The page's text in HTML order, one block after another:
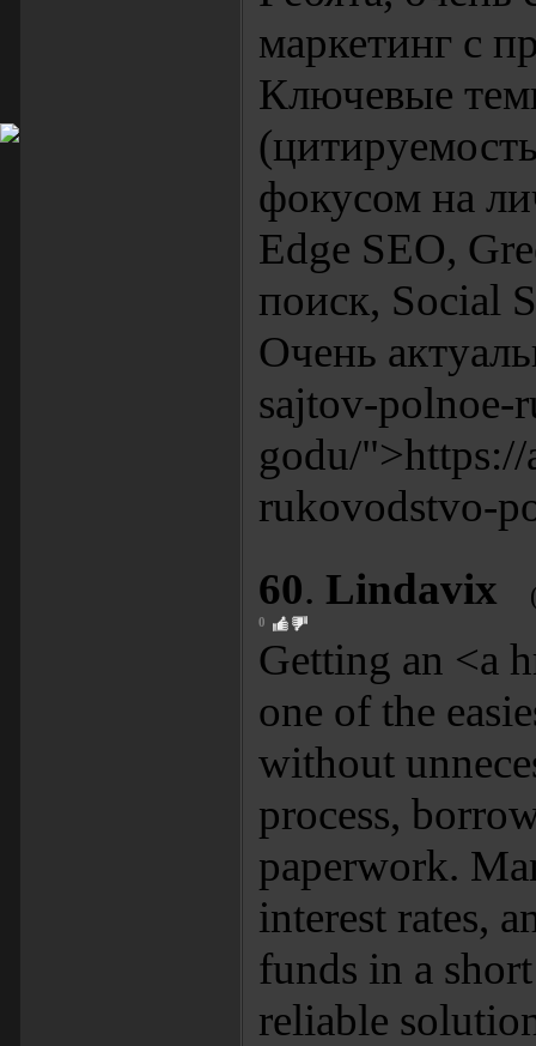
маркетинг с
Ключевые
фокусом на
Edge SEO,
поиск, Social
Очень
sajtov-polnoe-
godu/
rukovodstvo-
60. Lindavix
0
Getting an <a
one of the
without
process,
paperwork.
interest rates,
funds in a
reliable